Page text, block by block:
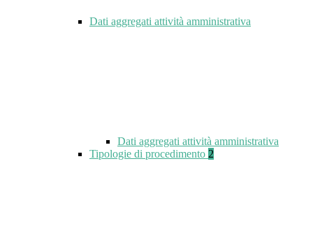
Dati aggregati attività amministrativa
Dati aggregati attività amministrativa
Tipologie di procedimento 2